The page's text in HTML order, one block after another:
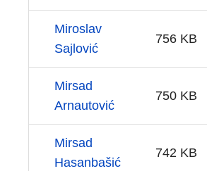
Miroslav
Sajlović
756 KB
Mirsad
Arnautović
750 KB
Mirsad
Hasanbašić
742 KB